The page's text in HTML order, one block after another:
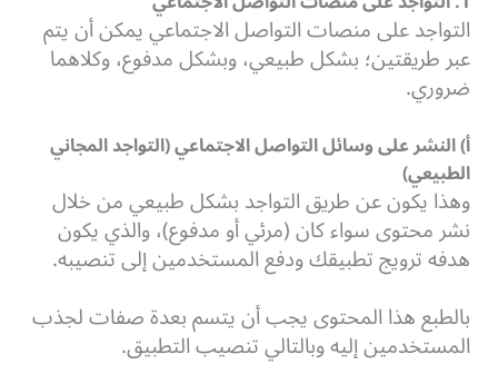
التواجد على منصات التواصل الاجتماعي يمكن أن يتم
عبر طريقتين؛ بشكل طبيعي، وبشكل مدفوع، وكلاهما
ضروري.
أ) النشر على وسائل التواصل الاجتماعي (التواجد المجاني
الطبيعي)
وهذا يكون عن طريق التواجد بشكل طبيعي من خلال
نشر محتوى سواء كان (مرئي أو مدفوع)، والذي يكون
هدفه ترويج تطبيقك ودفع المستخدمين إلى تنصيبه.
بالطبع هذا المحتوى يجب أن يتسم بعدة صفات لجذب
المستخدمين إليه وبالتالي تنصيب التطبيق.